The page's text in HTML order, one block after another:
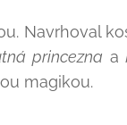
Navrhoval
princezna a
magikou.